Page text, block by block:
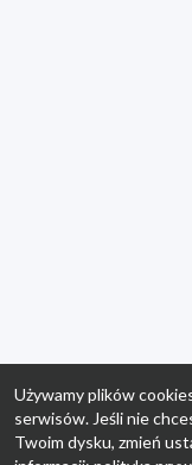
Używamy plików
serwisów. Jeśli nie
Twoim dysku, zmień